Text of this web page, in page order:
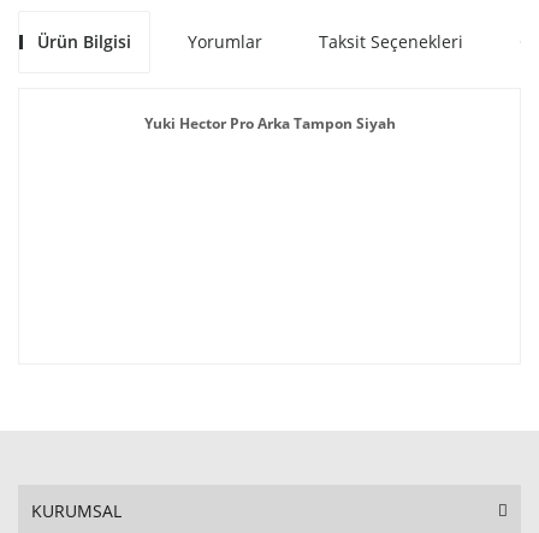
Ürün Bilgisi Yorumlar Taksit Seçenekleri
Yuki Hector Pro Arka Tampon Siyah
KURUMSAL